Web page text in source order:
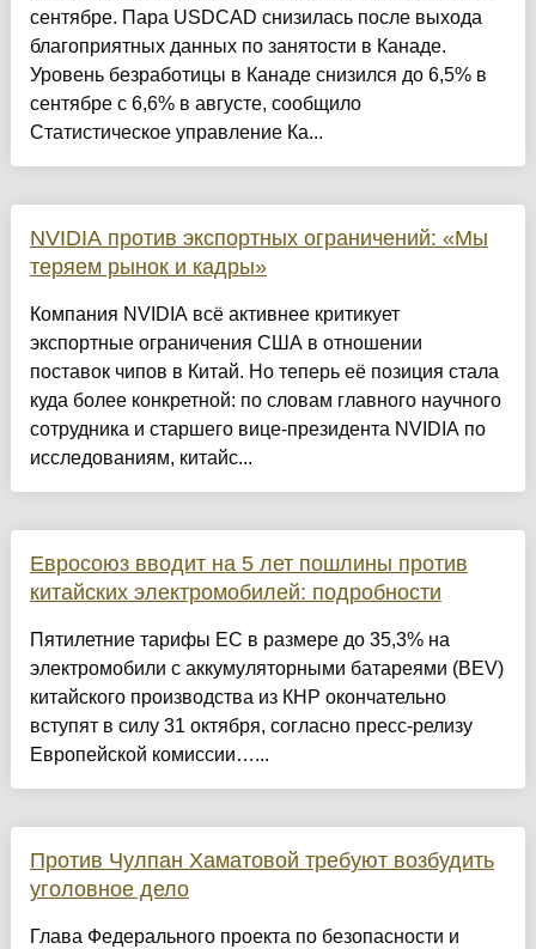
сентябре. Пара USDCAD снизилась после выхода
благоприятных данных по занятости в Канаде.
Уровень безработицы в Канаде снизился до 6,5% в
сентябре с 6,6% в августе, сообщило
Статистическое управление Ка...
NVIDIA против экспортных ограничений: «Мы
теряем рынок и кадры»
Компания NVIDIA всё активнее критикует
экспортные ограничения США в отношении
поставок чипов в Китай. Но теперь её позиция стала
куда более конкретной: по словам главного научного
сотрудника и старшего вице-президента NVIDIA по
исследованиям, китайс...
Евросоюз вводит на 5 лет пошлины против
китайских электромобилей: подробности
Пятилетние тарифы ЕС в размере до 35,3% на
электромобили с аккумуляторными батареями (BEV)
китайского производства из КНР окончательно
вступят в силу 31 октября, согласно пресс-релизу
Европейской комиссии…...
Против Чулпан Хаматовой требуют возбудить
уголовное дело
Глава Федерального проекта по безопасности и